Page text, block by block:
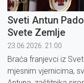
Sveti Antun
Svete Zemlje
23.06.2026. 21:00
Braća franjevci iz
mjesnim vjernicima,